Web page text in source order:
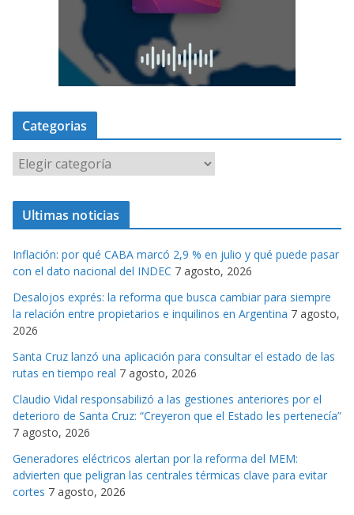
Categorias
a
t
o
r
i
a
s
Ultimas noticias
Inflación: por qué CABA marcó 2,9 % en julio y qué puede pasar
con el dato nacional del INDEC 7 agosto, 2026
Desalojos exprés: la reforma que busca cambiar para siempre
la relación entre propietarios e inquilinos en Argentina 7 agosto,
2026
Santa Cruz lanzó una aplicación para consultar el estado de las
rutas en tiempo real 7 agosto, 2026
Claudio Vidal responsabilizó a las gestiones anteriores por el
deterioro de Santa Cruz: “Creyeron que el Estado les pertenecía”
7 agosto, 2026
Generadores eléctricos alertan por la reforma del MEM:
advierten que peligran las centrales térmicas clave para evitar
cortes 7 agosto, 2026